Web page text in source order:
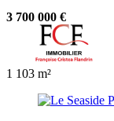
3 700 000 €
1 103 m²